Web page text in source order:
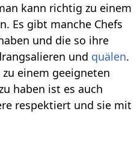
kann richtig zu einem
Es gibt manche Chefs
und die so ihre
und quälen.
einem geeigneten
haben ist es auch
respektiert und sie mit